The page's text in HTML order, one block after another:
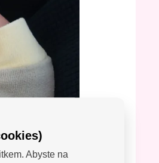
Abyste na